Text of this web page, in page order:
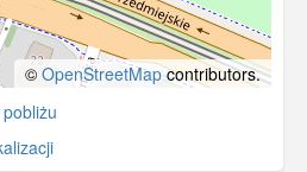
© OpenStreetMapcontributors.